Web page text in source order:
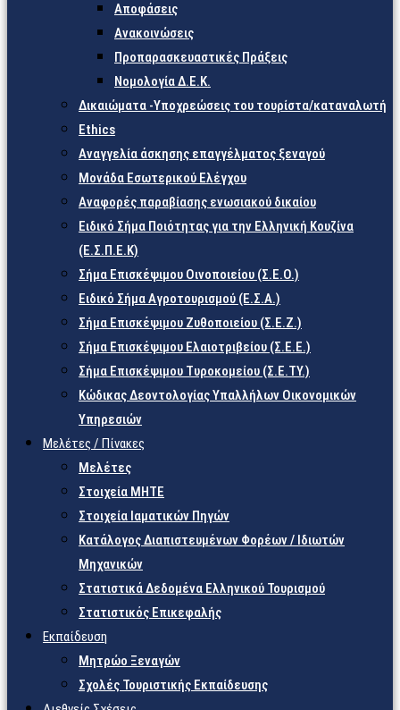
Αποφάσεις
Ανακοινώσεις
Προπαρασκευαστικές Πράξεις
Νομολογία Δ.Ε.Κ.
Δικαιώματα -Υποχρεώσεις του τουρίστα/καταναλωτή
Ethics
Αναγγελία άσκησης επαγγέλματος ξεναγού
Μονάδα Εσωτερικού Ελέγχου
Αναφορές παραβίασης ενωσιακού δικαίου
Ειδικό Σήμα Ποιότητας για την Ελληνική Κουζίνα
(Ε.Σ.Π.Ε.Κ)
Σήμα Επισκέψιμου Οινοποιείου (Σ.Ε.Ο.)
Ειδικό Σήμα Αγροτουρισμού (Ε.Σ.Α.)
Σήμα Επισκέψιμου Ζυθοποιείου (Σ.Ε.Ζ.)
Σήμα Επισκέψιμου Ελαιοτριβείου (Σ.Ε.Ε.)
Σήμα Επισκέψιμου Τυροκομείου (Σ.Ε.TY.)
Κώδικας Δεοντολογίας Υπαλλήλων Οικονομικών
Υπηρεσιών
Μελέτες / Πίνακες
Μελέτες
Στοιχεία ΜΗΤΕ
Στοιχεία Ιαματικών Πηγών
Κατάλογος Διαπιστευμένων Φορέων / Ιδιωτών
Μηχανικών
Στατιστικά Δεδομένα Ελληνικού Τουρισμού
Στατιστικός Επικεφαλής
Εκπαίδευση
Μητρώο Ξεναγών
Σχολές Τουριστικής Εκπαίδευσης